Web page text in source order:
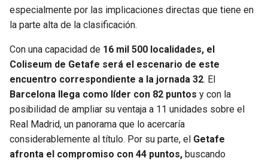
especialmente por las implicaciones directas que tiene en
la parte alta de la clasificación.
Con una capacidad de 16 mil 500 localidades, el
Coliseum de Getafe será el escenario de este
encuentro correspondiente a la jornada 32. El
Barcelona llega como líder con 82 puntos y con la
posibilidad de ampliar su ventaja a 11 unidades sobre el
Real Madrid, un panorama que lo acercaría
considerablemente al título. Por su parte, el Getafe
afronta el compromiso con 44 puntos, buscando